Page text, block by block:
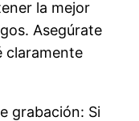
la mejor
Asegúrate
claramente
grabación: Si